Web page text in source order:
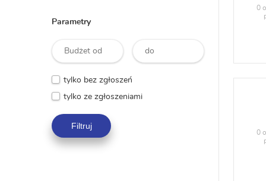
0
0
Parametry
tylko bez zgłoszeń
tylko ze zgłoszeniami
Filtruj